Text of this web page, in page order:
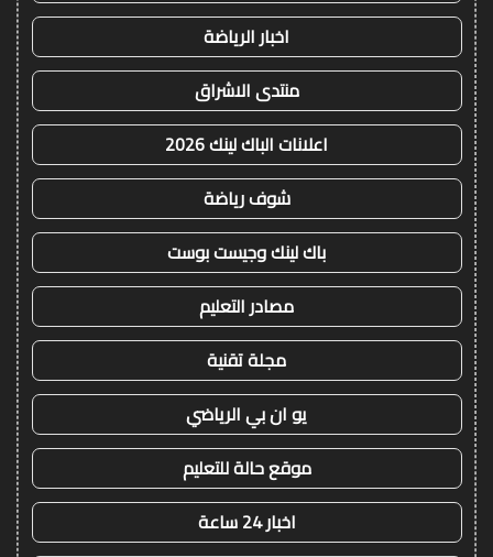
اخبار الرياضة
منتدى الاشراق
اعلانات الباك لينك 2026
شوف رياضة
باك لينك وجيست بوست
مصادر التعليم
مجلة تقنية
يو ان بي الرياضي
موقع حالة للتعليم
اخبار 24 ساعة